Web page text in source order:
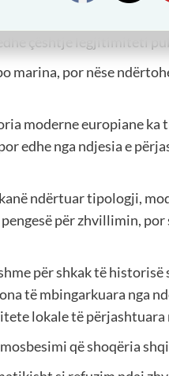
çështje legjitimiteti
marina, por nëse
moderne europiane ka
edhe nga ndjesia e
ndërtuar tipologji,
për zhvillimin,
për shkak të historisë
të mbingarkuara nga
lokale të
që shoqëria